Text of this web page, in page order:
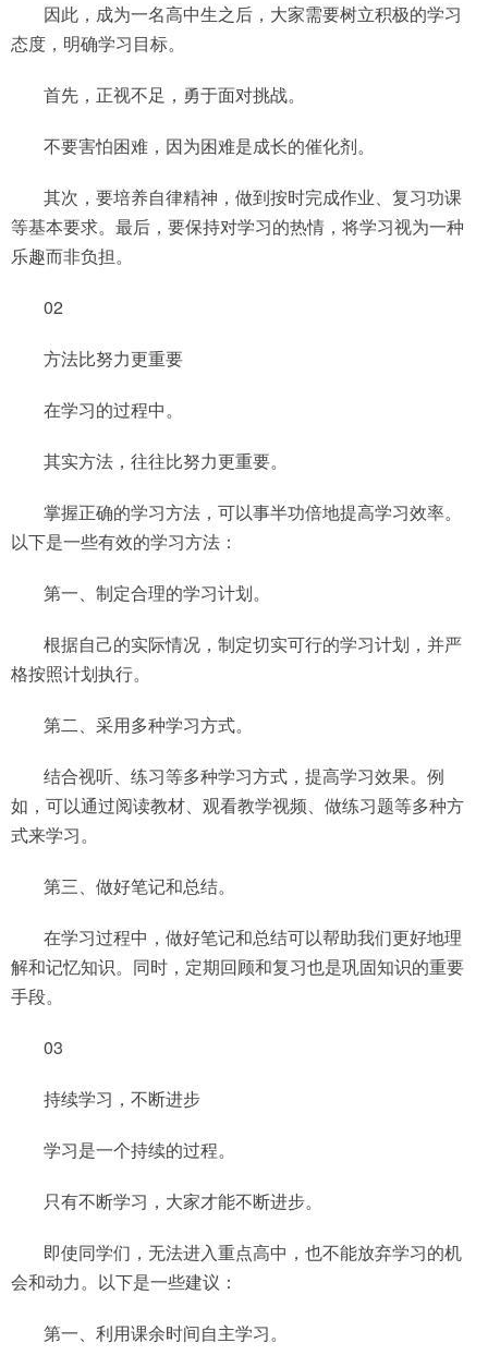
因此，成为一名高中生之后，大家需要树立积极的学习
态度，明确学习目标。
首先，正视不足，勇于面对挑战。
不要害怕困难，因为困难是成长的催化剂。
其次，要培养自律精神，做到按时完成作业、复习功课
等基本要求。最后，要保持对学习的热情，将学习视为一种
乐趣而非负担。
02
方法比努力更重要
在学习的过程中。
其实方法，往往比努力更重要。
掌握正确的学习方法，可以事半功倍地提高学习效率。
以下是一些有效的学习方法：
第一、制定合理的学习计划。
根据自己的实际情况，制定切实可行的学习计划，并严
格按照计划执行。
第二、采用多种学习方式。
结合视听、练习等多种学习方式，提高学习效果。例
如，可以通过阅读教材、观看教学视频、做练习题等多种方
式来学习。
第三、做好笔记和总结。
在学习过程中，做好笔记和总结可以帮助我们更好地理
解和记忆知识。同时，定期回顾和复习也是巩固知识的重要
手段。
03
持续学习，不断进步
学习是一个持续的过程。
只有不断学习，大家才能不断进步。
即使同学们，无法进入重点高中，也不能放弃学习的机
会和动力。以下是一些建议：
第一、利用课余时间自主学习。